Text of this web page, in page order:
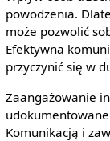
powodzenia.
może pozwolić
Efektywna
przyczynić się w
Zaangażowanie
Komunikacją i